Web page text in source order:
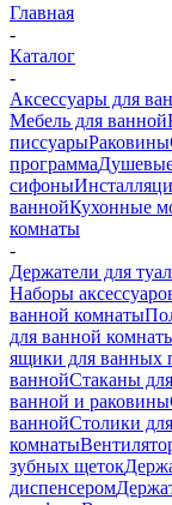
Главная
-
Каталог
-
Аксессуары для
Мебель для ванной
писсуарыРаковины
программа
сифоны
ваннойКухонные
комнаты
-
Держатели для
Наборы
ванной комнаты
для ванной
ящики для ванных
ваннойСтаканы
ванной и раковины
ваннойСтолики
комнаты
зубных щеток
диспенсером